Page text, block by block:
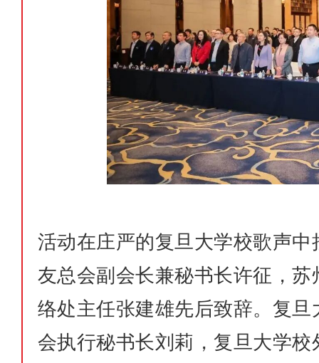
活动在庄严的复旦大学校歌声
友总会副会长兼秘书长许征，
络处主任张建雄先后致辞。复
会执行秘书长刘莉，复旦大学